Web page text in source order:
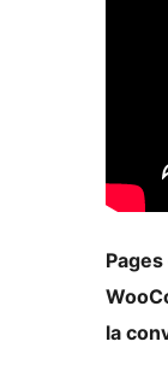
la